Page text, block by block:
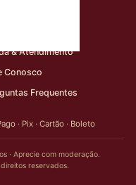
& Atendimento
Conosco
Frequentes
· Pix · Cartão · Boleto
· Aprecie com moderação.
reservados.